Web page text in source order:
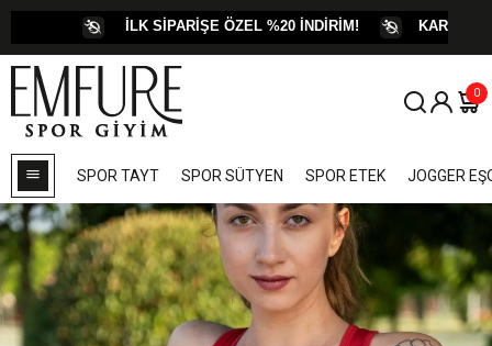
İLK SİPARİŞE ÖZEL %20 İNDİRİM! KARGO ÜCRETİ
0
SPOR TAYT SPOR SÜTYEN SPOR ETEK JOGGER